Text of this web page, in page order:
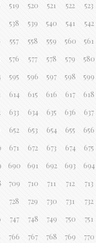
519 520 521 522 523
538 539 540 541 542
557 558 559 560 561
576 577 578 579 580
595 596 597 598 599
614 615 616 617 618
633 634 635 636 637
652 653 654 655 656
671 672 673 674 675
690 691 692 693 694
709 710 711 712 713
728 729 730 731 732
747 748 749 750 751
766 767 768 769 770